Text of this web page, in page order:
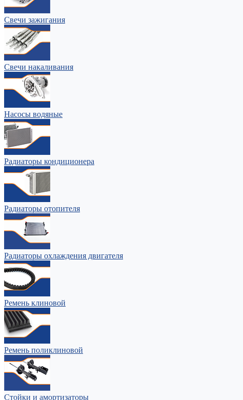
Свечи зажигания
Свечи накаливания
Насосы водяные
Радиаторы кондиционера
Радиаторы отопителя
Радиаторы охлаждения двигателя
Ремень клиновой
Ремень поликлиновой
Стойки и амортизаторы